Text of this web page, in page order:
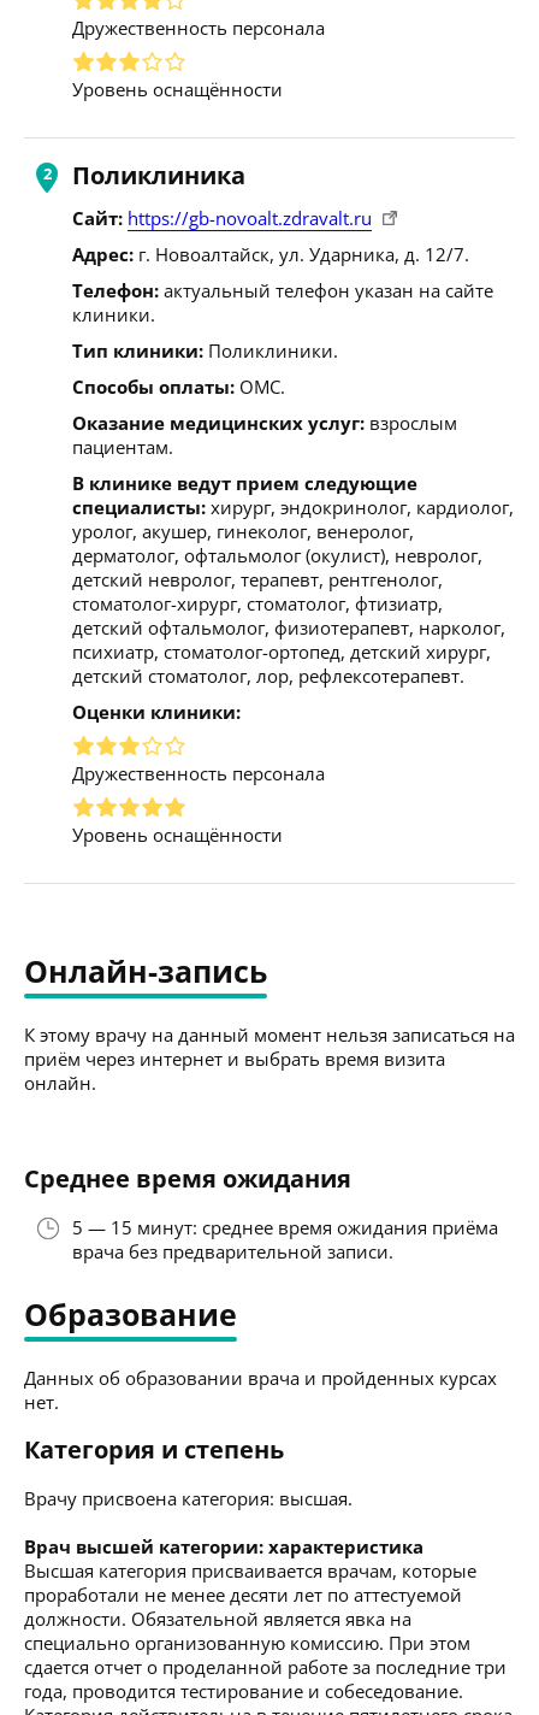
Дружественность персонала
Уровень оснащённости
Поликлиника
Сайт: https://gb-novoalt.zdravalt.ru
Адрес: г. Новоалтайск, ул. Ударника, д. 12/7.
Телефон: актуальный телефон указан на сайте
клиники.
Тип клиники: Поликлиники.
Способы оплаты: ОМС.
Оказание медицинских услуг: взрослым
пациентам.
В клинике ведут прием следующие
специалисты: хирург, эндокринолог, кардиолог,
уролог, акушер, гинеколог, венеролог,
дерматолог, офтальмолог (окулист), невролог,
детский невролог, терапевт, рентгенолог,
стоматолог-хирург, стоматолог, фтизиатр,
детский офтальмолог, физиотерапевт, нарколог,
психиатр, стоматолог-ортопед, детский хирург,
детский стоматолог, лор, рефлексотерапевт.
Оценки клиники:
Дружественность персонала
Уровень оснащённости
Онлайн-запись
К этому врачу на данный момент нельзя записаться на
приём через интернет и выбрать время визита
онлайн.
Среднее время ожидания
5 — 15 минут: среднее время ожидания приёма
врача без предварительной записи.
Образование
Данных об образовании врача и пройденных курсах
нет.
Категория и степень
Врачу присвоена категория: высшая.
Врач высшей категории: характеристика
Высшая категория присваивается врачам, которые
проработали не менее десяти лет по аттестуемой
должности. Обязательной является явка на
специально организованную комиссию. При этом
сдается отчет о проделанной работе за последние три
года, проводится тестирование и собеседование.